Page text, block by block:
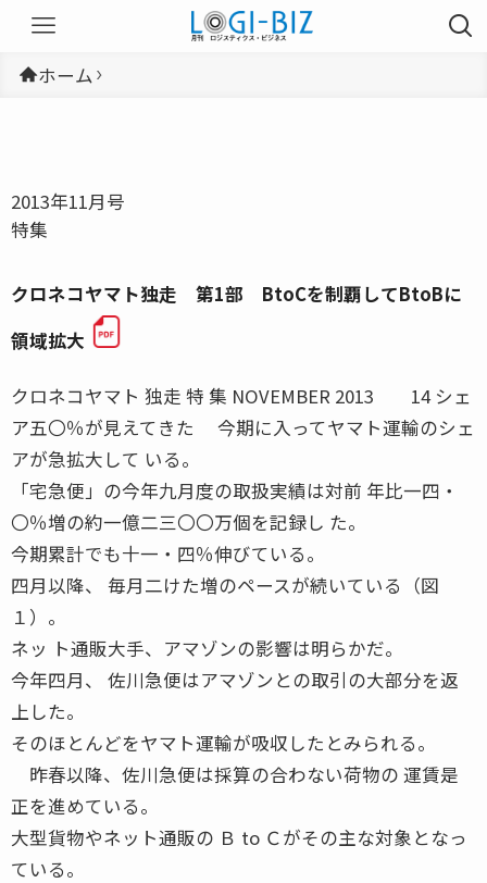
ホーム
2013年11月号
特集
クロネコヤマト独走 第1部 BtoCを制覇してBtoBに
領域拡大
クロネコヤマト 独走 特 集 NOVEMBER 2013 14 シェ
ア五〇％が見えてきた 今期に入ってヤマト運輸のシェ
アが急拡大して いる。
「宅急便」の今年九月度の取扱実績は対前 年比一四・
〇％増の約一億二三〇〇万個を記録し た。
今期累計でも十一・四％伸びている。
四月以降、 毎月二けた増のペースが続いている（図
１）。
ネッ ト通販大手、アマゾンの影響は明らかだ。
今年四月、 佐川急便はアマゾンとの取引の大部分を返
上した。
そのほとんどをヤマト運輸が吸収したとみられる。
昨春以降、佐川急便は採算の合わない荷物の 運賃是
正を進めている。
大型貨物やネット通販の Ｂ to Ｃがその主な対象となっ
ている。